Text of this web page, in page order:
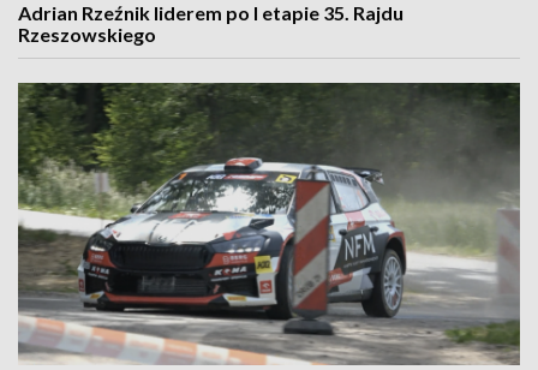
Adrian Rzeźnik liderem po I etapie 35. Rajdu
Rzeszowskiego